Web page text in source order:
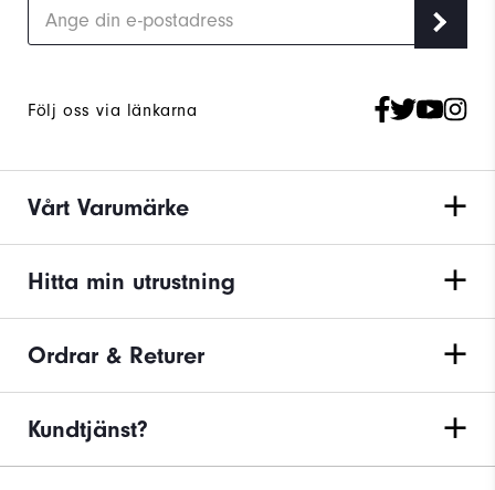
Följ oss via länkarna
Vårt Varumärke
Hitta min utrustning
Ordrar & Returer
Kundtjänst?